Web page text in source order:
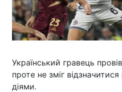
Український гравець
проте не зміг
діями.